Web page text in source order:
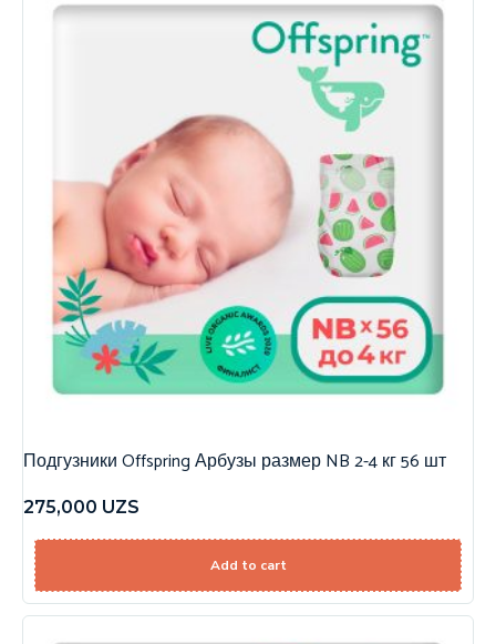
Подгузники Offspring Арбузы размер NB 2-4 кг 56 шт
275,000 UZS
Add to cart